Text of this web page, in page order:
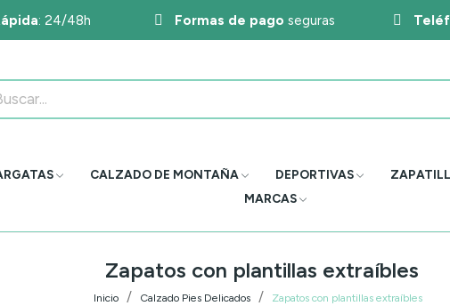
: 24/48h Formas de pago seguras
CALZADO DE MONTAÑA DEPORTIVAS
MARCAS
Zapatos con plantillas extraíbles
Inicio Calzado Pies Delicados Zapatos con plantillas extraíbles